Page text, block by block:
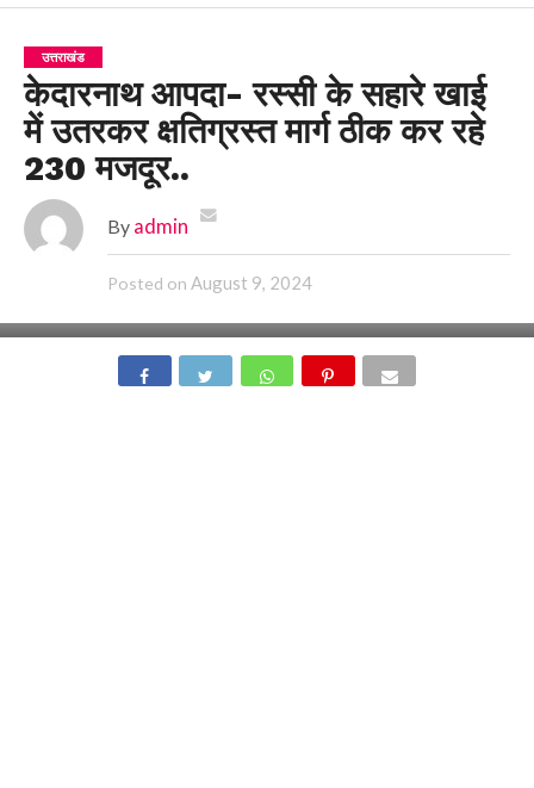
उत्तराखंड
केदारनाथ आपदा- रस्सी के सहारे खाई
में उतरकर क्षतिग्रस्त मार्ग ठीक कर रहे
230 मजदूर..
By admin
Posted on August 9, 2024